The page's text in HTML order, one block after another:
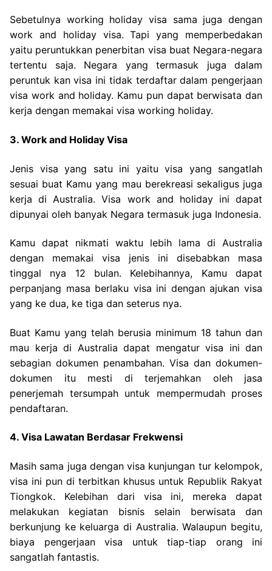
Sebetulnya working holiday visa sama juga dengan
work and holiday visa. Tapi yang memperbedakan
yaitu peruntukkan penerbitan visa buat Negara-negara
tertentu saja. Negara yang termasuk juga dalam
peruntuk kan visa ini tidak terdaftar dalam pengerjaan
visa work and holiday. Kamu pun dapat berwisata dan
kerja dengan memakai visa working holiday.
3. Work and Holiday Visa
Jenis visa yang satu ini yaitu visa yang sangatlah
sesuai buat Kamu yang mau berekreasi sekaligus juga
kerja di Australia. Visa work and holiday ini dapat
dipunyai oleh banyak Negara termasuk juga Indonesia.
Kamu dapat nikmati waktu lebih lama di Australia
dengan memakai visa jenis ini disebabkan masa
tinggal nya 12 bulan. Kelebihannya, Kamu dapat
perpanjang masa berlaku visa ini dengan ajukan visa
yang ke dua, ke tiga dan seterus nya.
Buat Kamu yang telah berusia minimum 18 tahun dan
mau kerja di Australia dapat mengatur visa ini dan
sebagian dokumen penambahan. Visa dan dokumen-
dokumen itu mesti di terjemahkan oleh jasa
penerjemah tersumpah untuk mempermudah proses
pendaftaran.
4. Visa Lawatan Berdasar Frekwensi
Masih sama juga dengan visa kunjungan tur kelompok,
visa ini pun di terbitkan khusus untuk Republik Rakyat
Tiongkok. Kelebihan dari visa ini, mereka dapat
melakukan kegiatan bisnis selain berwisata dan
berkunjung ke keluarga di Australia. Walaupun begitu,
biaya pengerjaan visa untuk tiap-tiap orang ini
sangatlah fantastis.